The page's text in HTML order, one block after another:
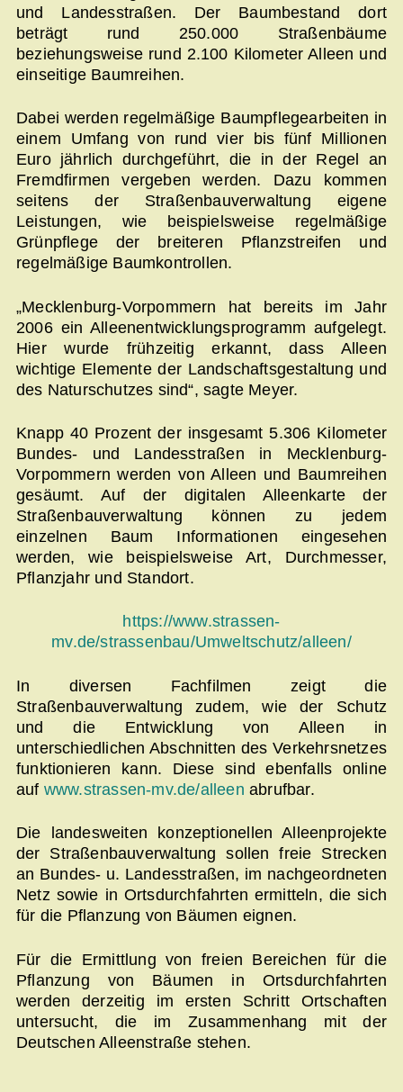
und Landesstraßen. Der Baumbestand dort
beträgt rund 250.000 Straßenbäume
beziehungsweise rund 2.100 Kilometer Alleen und
einseitige Baumreihen.
Dabei werden regelmäßige Baumpflegearbeiten in
einem Umfang von rund vier bis fünf Millionen
Euro jährlich durchgeführt, die in der Regel an
Fremdfirmen vergeben werden. Dazu kommen
seitens der Straßenbauverwaltung eigene
Leistungen, wie beispielsweise regelmäßige
Grünpflege der breiteren Pflanzstreifen und
regelmäßige Baumkontrollen.
„Mecklenburg-Vorpommern hat bereits im Jahr
2006 ein Alleenentwicklungsprogramm aufgelegt.
Hier wurde frühzeitig erkannt, dass Alleen
wichtige Elemente der Landschaftsgestaltung und
des Naturschutzes sind“, sagte Meyer.
Knapp 40 Prozent der insgesamt 5.306 Kilometer
Bundes- und Landesstraßen in Mecklenburg-
Vorpommern werden von Alleen und Baumreihen
gesäumt. Auf der digitalen Alleenkarte der
Straßenbauverwaltung können zu jedem
einzelnen Baum Informationen eingesehen
werden, wie beispielsweise Art, Durchmesser,
Pflanzjahr und Standort.
https://www.strassen-
mv.de/strassenbau/Umweltschutz/alleen/
In diversen Fachfilmen zeigt die
Straßenbauverwaltung zudem, wie der Schutz
und die Entwicklung von Alleen in
unterschiedlichen Abschnitten des Verkehrsnetzes
funktionieren kann. Diese sind ebenfalls online
auf www.strassen-mv.de/alleen abrufbar.
Die landesweiten konzeptionellen Alleenprojekte
der Straßenbauverwaltung sollen freie Strecken
an Bundes- u. Landesstraßen, im nachgeordneten
Netz sowie in Ortsdurchfahrten ermitteln, die sich
für die Pflanzung von Bäumen eignen.
Für die Ermittlung von freien Bereichen für die
Pflanzung von Bäumen in Ortsdurchfahrten
werden derzeitig im ersten Schritt Ortschaften
untersucht, die im Zusammenhang mit der
Deutschen Alleenstraße stehen.